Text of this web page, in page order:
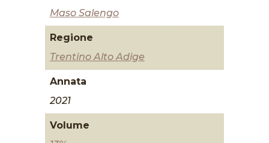
Maso Salengo
Regione
Trentino Alto Adige
Annata
2021
Volume